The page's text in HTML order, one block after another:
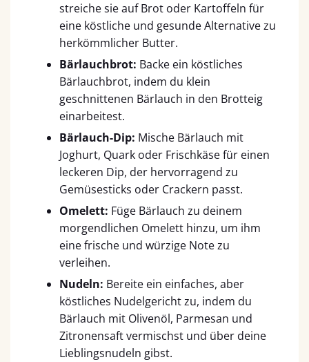
streiche sie auf Brot oder Kartoffeln für
eine köstliche und gesunde Alternative zu
herkömmlicher Butter.
Bärlauchbrot: Backe ein köstliches
Bärlauchbrot, indem du klein
geschnittenen Bärlauch in den Brotteig
einarbeitest.
Bärlauch-Dip: Mische Bärlauch mit
Joghurt, Quark oder Frischkäse für einen
leckeren Dip, der hervorragend zu
Gemüsesticks oder Crackern passt.
Omelett: Füge Bärlauch zu deinem
morgendlichen Omelett hinzu, um ihm
eine frische und würzige Note zu
verleihen.
Nudeln: Bereite ein einfaches, aber
köstliches Nudelgericht zu, indem du
Bärlauch mit Olivenöl, Parmesan und
Zitronensaft vermischst und über deine
Lieblingsnudeln gibst.